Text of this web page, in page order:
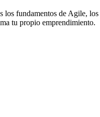
fundamentos de Agile,
tu propio emprendimiento.